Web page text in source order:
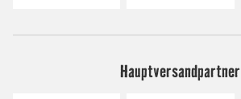
Hauptversandpartner